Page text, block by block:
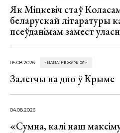
Як Міцкевіч стаў
беларускай літаратуры
псеўданімам замест
05.08.2026 «МАМА, НЕ ЖУРЫСЯ!»
Залегчы на дно ў Крыме
04.08.2026
«Сумна, калі наш